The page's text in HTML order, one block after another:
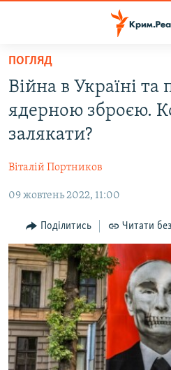
Перейти
основного
матеріалу
Перейти
до
основної
Перейти
пошуку
ВІДЕО ТА ФОТО
БЛОГИ
ПОГЛЯД
ІНТЕРВ'Ю
ВСЕ ЗА ДЕНЬ
СПЕЦПРОЕКТИ
ДЕПОРТАЦІЯ
ВІДЕОУРОКИ «ELIFBE»
СВІДЧЕННЯ ОКУПАЦІЇ
ЯК ОБІЙТИ БЛОКУВАННЯ
Русский
Qırımtatar
ПОГЛЯД
Війна в Україні та
ядерною зброєю.
залякати?
Віталій Портников
09 жовтень 2022, 11:00
Поділитись Читати